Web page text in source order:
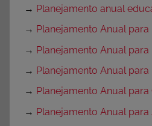
→ Planejamento anual
→ Planejamento Anual para
→ Planejamento Anual para
→ Planejamento Anual para
→ Planejamento Anual para
→ Planejamento Anual para